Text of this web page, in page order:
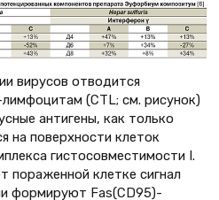
вирусов отводится
(CTL; см. рисунок)
антигены, как только
на поверхности клеток
гистосовместимости I.
пораженной клетке сигнал
формируют Fas(CD95)-